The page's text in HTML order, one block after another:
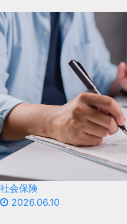
社会保険
2026.06.10